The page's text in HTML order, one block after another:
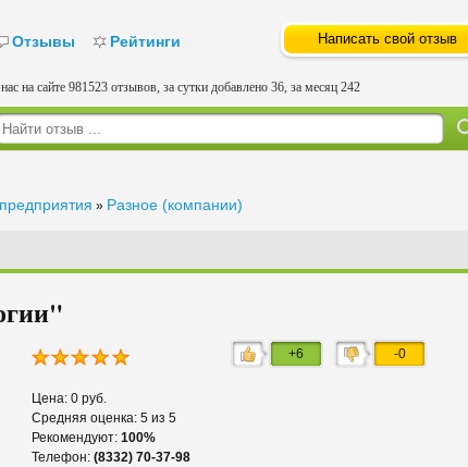
Отзывы Рейтинги Написать свой отзыв
на сайте 981523 отзывов, за сутки добавлено 36, за месяц 242
» Разное (компании)
+6 -0
Цена: 0 руб.
Средняя оценка: 5 из 5
Рекомендуют: 100%
Телефон: (8332) 70-37-98